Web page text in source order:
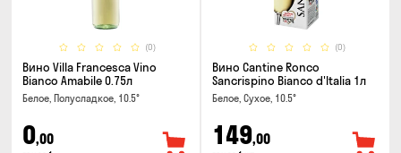
(0)
Вино Villa Francesca Vino
Bianco Amabile 0.75л
Белое, Полусладкое, 10.5°
0,00
(0)
Вино Cantine Ronco
Sancrispino Bianco d'Italia 1л
Белое, Сухое, 10.5°
149,00